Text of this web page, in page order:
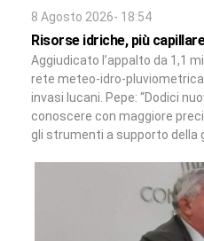
8 Agosto 2026- 18:54
Risorse idriche, più
Aggiudicato l’appalto da 1,1
rete meteo-idro-pluviometrica
invasi lucani. Pepe: “Dodici
conoscere con maggiore
gli strumenti a supporto della